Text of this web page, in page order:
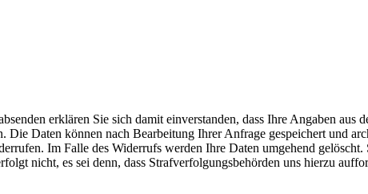
erklären Sie sich damit einverstanden, dass Ihre Angaben
Die Daten können nach Bearbeitung Ihrer Anfrage gespeichert und
Im Falle des Widerrufs werden Ihre Daten umgehend gelöscht.
nicht, es sei denn, dass Strafverfolgungsbehörden uns hierzu